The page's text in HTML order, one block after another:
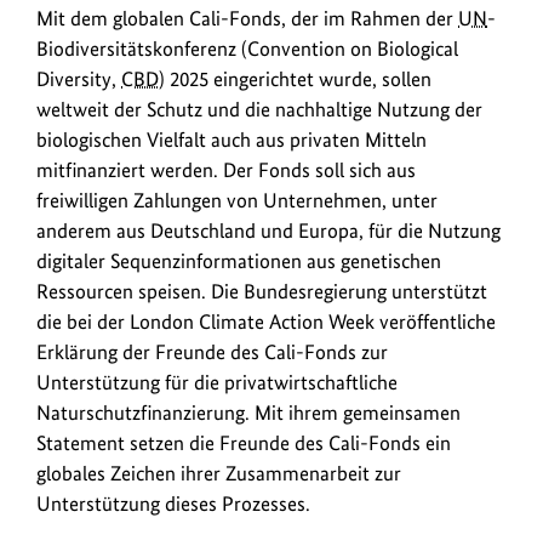
Fonds,
der
im
Rahmen
der
UN -
Biodiversitätskonferenz
Cali
eingerichtet
wurde,
soll
weltweit
der
Schutz
und
die
nachhaltige
Mit dem globalen Cali-Fonds, der im Rahmen der UN-
Biodiversitätskonferenz (Convention on Biological
Diversity, CBD) 2025 eingerichtet wurde, sollen
weltweit der Schutz und die nachhaltige Nutzung der
biologischen Vielfalt auch aus privaten Mitteln
mitfinanziert werden. Der Fonds soll sich aus
freiwilligen Zahlungen von Unternehmen, unter
anderem aus Deutschland und Europa, für die Nutzung
digitaler Sequenzinformationen aus genetischen
Ressourcen speisen. Die Bundesregierung unterstützt
die bei der London Climate Action Week veröffentliche
Erklärung der Freunde des Cali-Fonds zur
Unterstützung für die privatwirtschaftliche
Naturschutzfinanzierung. Mit ihrem gemeinsamen
Statement setzen die Freunde des Cali-Fonds ein
globales Zeichen ihrer Zusammenarbeit zur
Unterstützung dieses Prozesses.